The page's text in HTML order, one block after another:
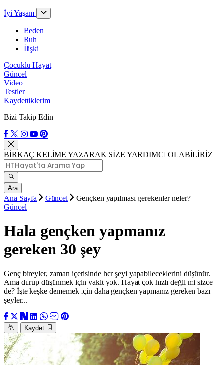
İyi Yaşam
Beden
Ruh
İlişki
Çocuklu Hayat
Güncel
Video
Testler
Kaydettiklerim
Bizi Takip Edin
BİRKAÇ KELİME YAZARAK SİZE YARDIMCI OLABİLİRİZ
Ara
Ana Sayfa Güncel
Gençken yapılması gerekenler neler?
Güncel
Hala gençken yapmanız
gereken 30 şey
Genç bireyler, zaman içerisinde her şeyi yapabileceklerini düşünür.
Ama durup düşünmek için vakit yok. Hayat çok hızlı değil mi sizce
de? İşte keşke dememek için daha gençken yapmanız gereken bazı
şeyler...
Kaydet